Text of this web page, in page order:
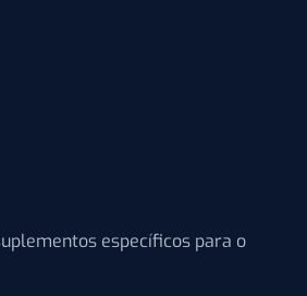
específicos para o